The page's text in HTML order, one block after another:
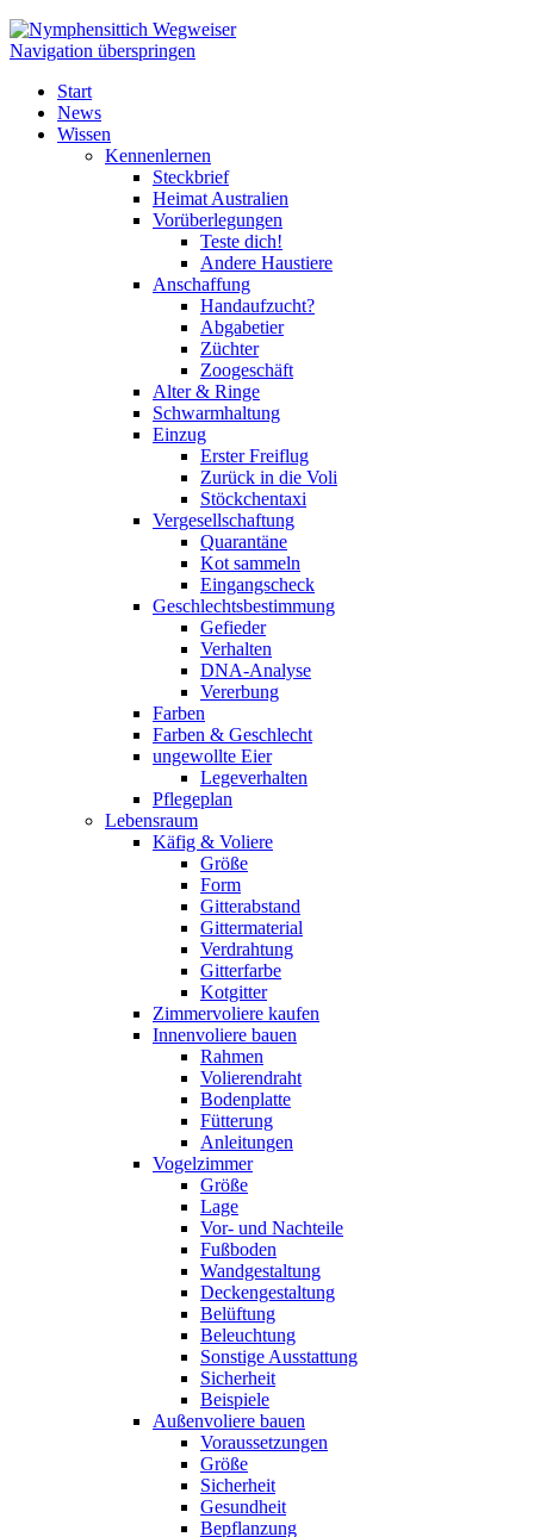
Navigation überspringen
Start
News
Wissen
Kennenlernen
Steckbrief
Heimat Australien
Vorüberlegungen
Teste dich!
Andere Haustiere
Anschaffung
Handaufzucht?
Abgabetier
Züchter
Zoogeschäft
Alter & Ringe
Schwarmhaltung
Einzug
Erster Freiflug
Zurück in die Voli
Stöckchentaxi
Vergesellschaftung
Quarantäne
Kot sammeln
Eingangscheck
Geschlechtsbestimmung
Gefieder
Verhalten
DNA-Analyse
Vererbung
Farben
Farben & Geschlecht
ungewollte Eier
Legeverhalten
Pflegeplan
Lebensraum
Käfig & Voliere
Größe
Form
Gitterabstand
Gittermaterial
Verdrahtung
Gitterfarbe
Kotgitter
Zimmervoliere kaufen
Innenvoliere bauen
Rahmen
Volierendraht
Bodenplatte
Fütterung
Anleitungen
Vogelzimmer
Größe
Lage
Vor- und Nachteile
Fußboden
Wandgestaltung
Deckengestaltung
Belüftung
Beleuchtung
Sonstige Ausstattung
Sicherheit
Beispiele
Außenvoliere bauen
Voraussetzungen
Größe
Sicherheit
Gesundheit
Bepflanzung